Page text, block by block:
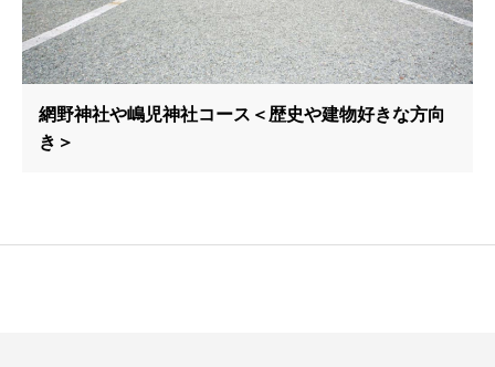
網野神社や嶋児神社コース＜歴史や建物好きな方向
き＞